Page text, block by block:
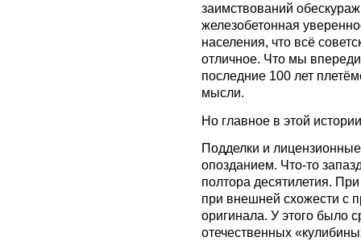
заимствований
железобетонная
населения, что всё
отличное. Что мы
последние 100 лет
мысли.
Но главное в этой
Подделки и
опозданием. Что-то
полтора десятилетия.
при внешней схожести с
оригинала. У этого было
отечественных